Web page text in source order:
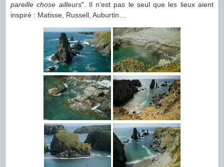
pareille chose ailleurs". Il n’est pas le seul que les lieux aient
inspiré : Matisse, Russell, Auburtin…